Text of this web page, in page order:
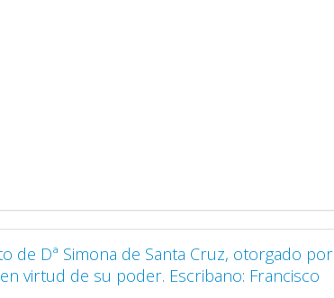
de Dª Simona de Santa Cruz, otorgado por
virtud de su poder. Escribano: Francisco